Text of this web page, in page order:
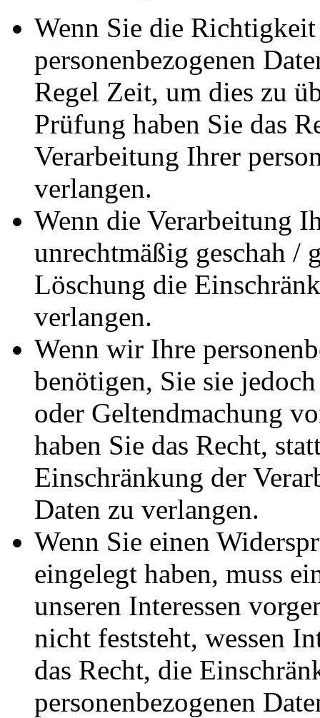
Wenn Sie die
personenbezogenen
Regel Zeit, um dies zu
Prüfung haben Sie das
Verarbeitung Ihrer
verlangen.
Wenn die Verarbeitung
unrechtmäßig geschah /
Löschung die
verlangen.
Wenn wir Ihre
benötigen, Sie sie
oder Geltendmachung
haben Sie das Recht,
Einschränkung der
Daten zu verlangen.
Wenn Sie einen
eingelegt haben, muss
unseren Interessen
nicht feststeht, wessen
das Recht, die
personenbezogenen